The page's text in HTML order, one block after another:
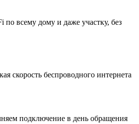
по всему дому и даже участку, без
скорость беспроводного интернета
подключение в день обращения